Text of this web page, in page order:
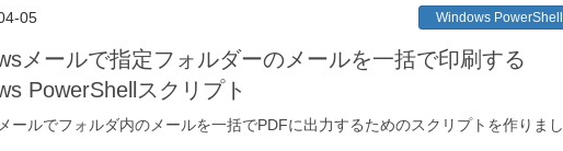
05 Windows PowerShell
メールで指定フォルダーのメールを一括で印刷する
PowerShellスクリプト
ールでフォルダ内のメールを一括でPDFに出力するためのスクリプトを作りまし